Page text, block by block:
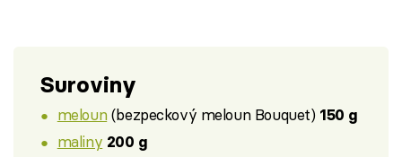
Suroviny
meloun(bezpeckový meloun Bouquet) 150 g
maliny 200 g